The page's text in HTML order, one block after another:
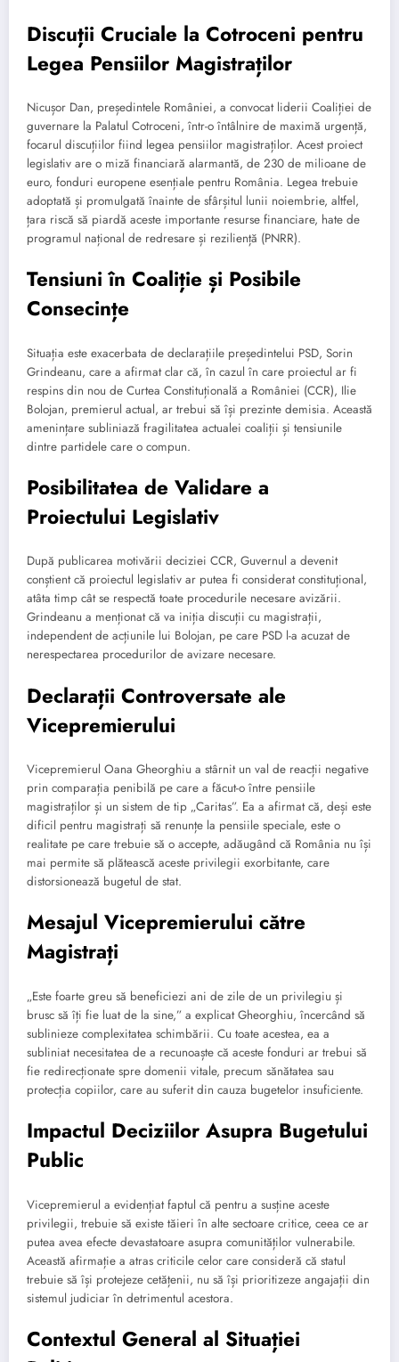
Discuții Cruciale la Cotroceni pentru
Legea Pensiilor Magistraților
Nicușor Dan, președintele României, a convocat liderii Coaliției de
guvernare la Palatul Cotroceni, într-o întâlnire de maximă urgență,
focarul discuțiilor fiind legea pensiilor magistraților. Acest proiect
legislativ are o miză financiară alarmantă, de 230 de milioane de
euro, fonduri europene esențiale pentru România. Legea trebuie
adoptată și promulgată înainte de sfârșitul lunii noiembrie, altfel,
țara riscă să piardă aceste importante resurse financiare, hate de
programul național de redresare și reziliență (PNRR).
Tensiuni în Coaliție și Posibile
Consecințe
Situația este exacerbata de declarațiile președintelui PSD, Sorin
Grindeanu, care a afirmat clar că, în cazul în care proiectul ar fi
respins din nou de Curtea Constituțională a României (CCR), Ilie
Bolojan, premierul actual, ar trebui să își prezinte demisia. Această
amenințare subliniază fragilitatea actualei coaliții și tensiunile
dintre partidele care o compun.
Posibilitatea de Validare a
Proiectului Legislativ
După publicarea motivării deciziei CCR, Guvernul a devenit
conștient că proiectul legislativ ar putea fi considerat constituțional,
atâta timp cât se respectă toate procedurile necesare avizării.
Grindeanu a menționat că va iniția discuții cu magistrații,
independent de acțiunile lui Bolojan, pe care PSD l-a acuzat de
nerespectarea procedurilor de avizare necesare.
Declarații Controversate ale
Vicepremierului
Vicepremierul Oana Gheorghiu a stârnit un val de reacții negative
prin comparația penibilă pe care a făcut-o între pensiile
magistraților și un sistem de tip „Caritas”. Ea a afirmat că, deși este
dificil pentru magistrați să renunțe la pensiile speciale, este o
realitate pe care trebuie să o accepte, adăugând că România nu își
mai permite să plătească aceste privilegii exorbitante, care
distorsionează bugetul de stat.
Mesajul Vicepremierului către
Magistrați
„Este foarte greu să beneficiezi ani de zile de un privilegiu și
brusc să îți fie luat de la sine,” a explicat Gheorghiu, încercând să
sublinieze complexitatea schimbării. Cu toate acestea, ea a
subliniat necesitatea de a recunoaște că aceste fonduri ar trebui să
fie redirecționate spre domenii vitale, precum sănătatea sau
protecția copiilor, care au suferit din cauza bugetelor insuficiente.
Impactul Deciziilor Asupra Bugetului
Public
Vicepremierul a evidențiat faptul că pentru a susține aceste
privilegii, trebuie să existe tăieri în alte sectoare critice, ceea ce ar
putea avea efecte devastatoare asupra comunităților vulnerabile.
Această afirmație a atras criticile celor care consideră că statul
trebuie să își protejeze cetățenii, nu să își prioritizeze angajații din
sistemul judiciar în detrimentul acestora.
Contextul General al Situației